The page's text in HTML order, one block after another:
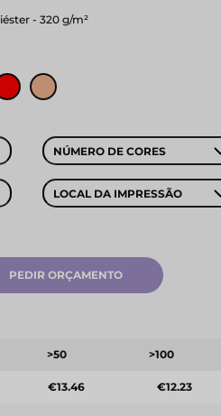
- 320 g/m²
NÚMERO DE CORES
LOCAL DA IMPRESSÃO
PEDIR ORÇAMENTO
>50 >100
€13.46 €12.23